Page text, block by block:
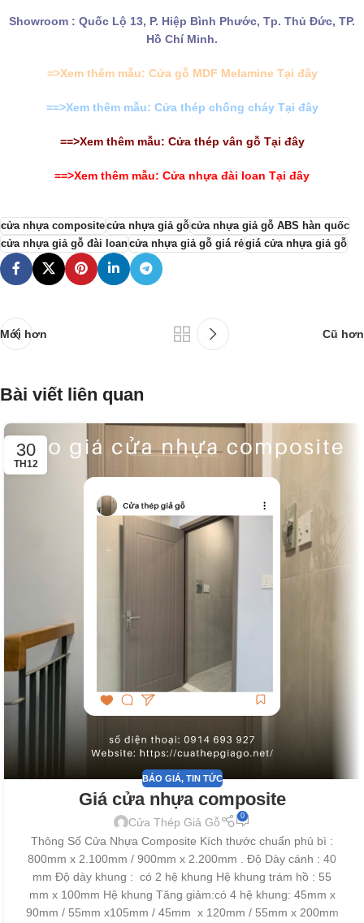
Showroom : Quốc Lộ 13, P. Hiệp Bình Phước, Tp. Thủ Đức, TP.
Hồ Chí Minh.
=>Xem thêm mẫu: Cửa gỗ MDF MelamineTại đây
==>Xem thêm mẫu: Cửa thép chống cháyTại đây
==>Xem thêm mẫu: Cửa thép vân gỗ Tại đây
==>Xem thêm mẫu: Cửa nhựa đài loan Tại đây
cửa nhựa compositecửa nhựa giả gỗcửa nhựa giả gỗ ABS hàn quốc
cửa nhựa giả gỗ đài loancửa nhựa giả gỗ giá rẻgiá cửa nhựa giả gỗ
Mới hơn Cũ hơn
Bài viết liên quan
30
TH12
BÁO GIÁ, TIN TỨC
Giá cửa nhựa composite
Cửa Thép Giả Gỗ 0
Thông Số Cửa Nhựa Composite Kích thước chuẩn phủ bì :
800mm x 2.100mm / 900mm x 2.200mm . Độ Dày cánh : 40
mm Độ dày khung : có 2 hệ khung Hệ khung trám hồ : 55
mm x 100mm Hệ khung Tăng giảm:có 4 hệ khung: 45mm x
90mm / 55mm x105mm / 45mm x 120mm / 55mm x 200mm